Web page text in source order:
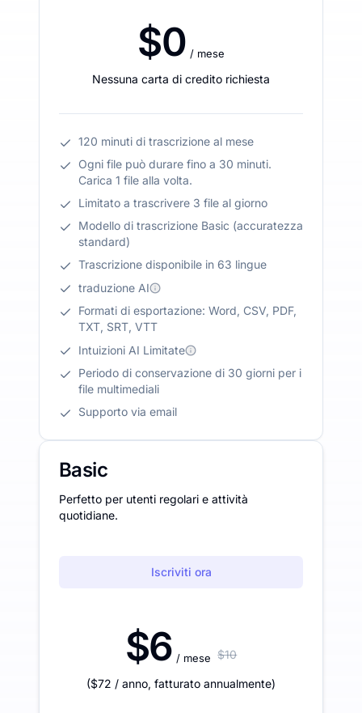
$0 / mese
Nessuna carta di credito richiesta
120 minuti di trascrizione al mese
Ogni file può durare fino a 30 minuti.
Carica 1 file alla volta.
Limitato a trascrivere 3 file al giorno
Modello di trascrizione Basic (accuratezza
standard)
Trascrizione disponibile in 63 lingue
traduzione AI
Formati di esportazione: Word, CSV, PDF,
TXT, SRT, VTT
Intuizioni AI Limitate
Periodo di conservazione di 30 giorni per i
file multimediali
Supporto via email
Basic
Perfetto per utenti regolari e attività
quotidiane.
Iscriviti ora
$6 / mese $10
($72 / anno, fatturato annualmente)